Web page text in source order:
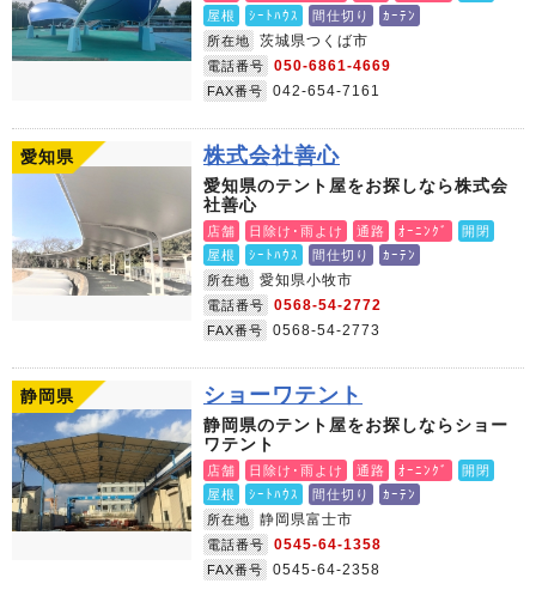
屋根
ｼｰﾄﾊｳｽ 間仕切り
ｶｰﾃﾝ
所在地
茨城県つくば市
電話番号 050-6861-4669
FAX番号 042-654-7161
愛知県 株式会社善心
愛知県のテント屋をお探しなら株式会
社善心
店舗 日除け･雨よけ 通路 ｵｰﾆﾝｸﾞ
開閉
屋根
ｼｰﾄﾊｳｽ 間仕切り
ｶｰﾃﾝ
所在地
愛知県小牧市
電話番号 0568-54-2772
FAX番号 0568-54-2773
静岡県 ショーワテント
静岡県のテント屋をお探しならショー
ワテント
店舗 日除け･雨よけ 通路 ｵｰﾆﾝｸﾞ
開閉
屋根
ｼｰﾄﾊｳｽ 間仕切り
ｶｰﾃﾝ
所在地
静岡県富士市
電話番号 0545-64-1358
FAX番号 0545-64-2358